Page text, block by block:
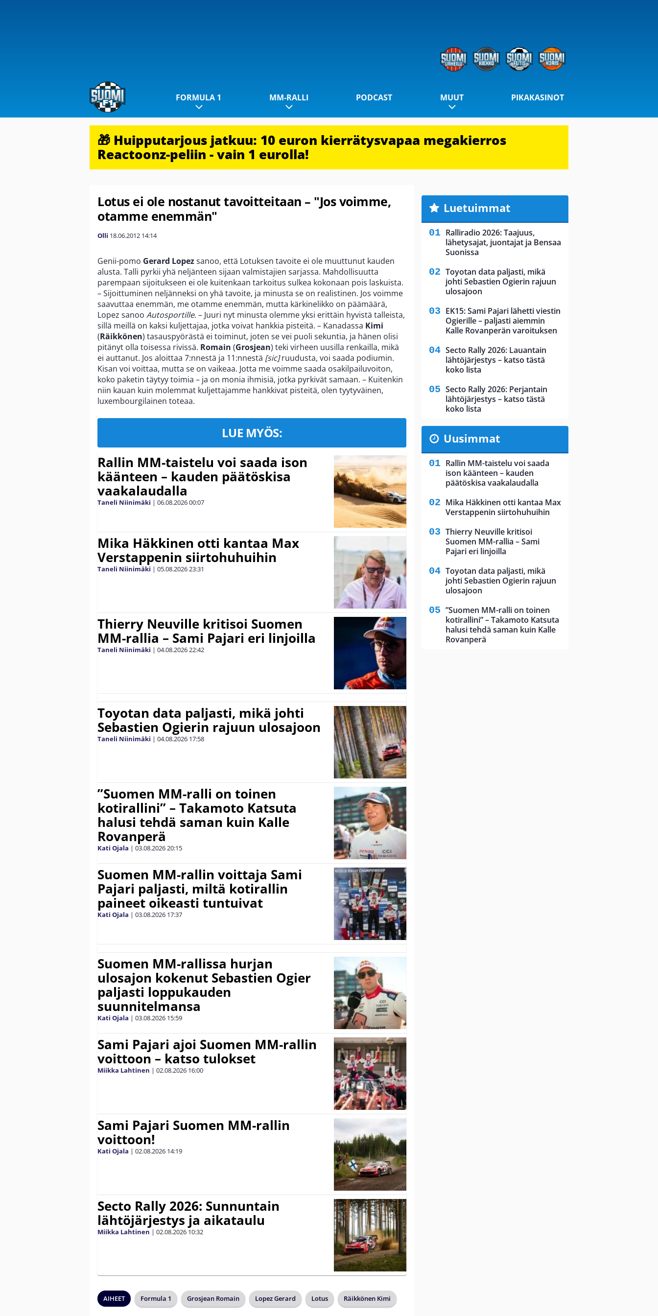
FORMULA 1 MM-RALLI PODCAST MUUT PIKAKASINOT
🎁 Huipputarjous jatkuu: 10 euron kierrätysvapaa megakierros
Reactoonz-peliin - vain 1 eurolla!
Lotus ei ole nostanut tavoitteitaan – "Jos voimme,
otamme enemmän"
Olli 18.06.2012 14:14
Genii-pomo Gerard Lopezsanoo, että Lotuksen tavoite ei ole muuttunut kauden
alusta. Talli pyrkii yhä neljänteen sijaan valmistajien sarjassa. Mahdollisuutta
parempaan sijoitukseen ei ole kuitenkaan tarkoitus sulkea kokonaan pois laskuista.
– Sijoittuminen neljänneksi on yhä tavoite, ja minusta se on realistinen. Jos voimme
saavuttaa enemmän, me otamme enemmän, mutta kärkinelikko on päämäärä,
Lopez sanoo Autosportille. – Juuri nyt minusta olemme yksi erittäin hyvistä talleista,
sillä meillä on kaksi kuljettajaa, jotka voivat hankkia pisteitä. – Kanadassa Kimi
(Räikkönen) tasauspyörästä ei toiminut, joten se vei puoli sekuntia, ja hänen olisi
pitänyt olla toisessa rivissä. Romain (Grosjean) teki virheen uusilla renkailla, mikä
ei auttanut. Jos aloittaa 7:nnestä ja 11:nnestä [sic]ruudusta, voi saada podiumin.
Kisan voi voittaa, mutta se on vaikeaa. Jotta me voimme saada osakilpailuvoiton,
koko paketin täytyy toimia – ja on monia ihmisiä, jotka pyrkivät samaan. – Kuitenkin
niin kauan kuin molemmat kuljettajamme hankkivat pisteitä, olen tyytyväinen,
luxembourgilainen toteaa.
LUE MYÖS:
Rallin MM-taistelu voi saada ison
käänteen – kauden päätöskisa
vaakalaudalla
Taneli Niinimäki | 06.08.202600:07
Mika Häkkinen otti kantaa Max
Verstappenin siirtohuhuihin
Taneli Niinimäki | 05.08.202623:31
Thierry Neuville kritisoi Suomen
MM-rallia – Sami Pajari eri linjoilla
Taneli Niinimäki | 04.08.202622:42
Toyotan data paljasti, mikä johti
Sebastien Ogierin rajuun ulosajoon
Taneli Niinimäki | 04.08.2026 17:58
”Suomen MM-ralli on toinen
kotirallini” – Takamoto Katsuta
halusi tehdä saman kuin Kalle
Rovanperä
Kati Ojala | 03.08.202620:15
Suomen MM-rallin voittaja Sami
Pajari paljasti, miltä kotirallin
paineet oikeasti tuntuivat
Kati Ojala | 03.08.2026 17:37
Suomen MM-rallissa hurjan
ulosajon kokenut Sebastien Ogier
paljasti loppukauden
suunnitelmansa
Kati Ojala | 03.08.2026 15:59
Sami Pajari ajoi Suomen MM-rallin
voittoon – katso tulokset
Miikka Lahtinen | 02.08.2026 16:00
Sami Pajari Suomen MM-rallin
voittoon!
Kati Ojala | 02.08.2026 14:19
Secto Rally 2026: Sunnuntain
lähtöjärjestys ja aikataulu
Miikka Lahtinen | 02.08.2026 10:32
AIHEET Formula 1 Grosjean Romain Lopez Gerard Lotus Räikkönen Kimi
Luetuimmat
Ralliradio 2026: Taajuus,
lähetysajat, juontajat ja Bensaa
Suonissa
Toyotan data paljasti, mikä
johti Sebastien Ogierin rajuun
ulosajoon
EK15: Sami Pajari lähetti viestin
Ogierille – paljasti aiemmin
Kalle Rovanperän varoituksen
Secto Rally 2026: Lauantain
lähtöjärjestys – katso tästä
koko lista
Secto Rally 2026: Perjantain
lähtöjärjestys – katso tästä
koko lista
Uusimmat
Rallin MM-taistelu voi saada
ison käänteen – kauden
päätöskisa vaakalaudalla
Mika Häkkinen otti kantaa Max
Verstappenin siirtohuhuihin
Thierry Neuville kritisoi
Suomen MM-rallia – Sami
Pajari eri linjoilla
Toyotan data paljasti, mikä
johti Sebastien Ogierin rajuun
ulosajoon
”Suomen MM-ralli on toinen
kotirallini” – Takamoto Katsuta
halusi tehdä saman kuin Kalle
Rovanperä